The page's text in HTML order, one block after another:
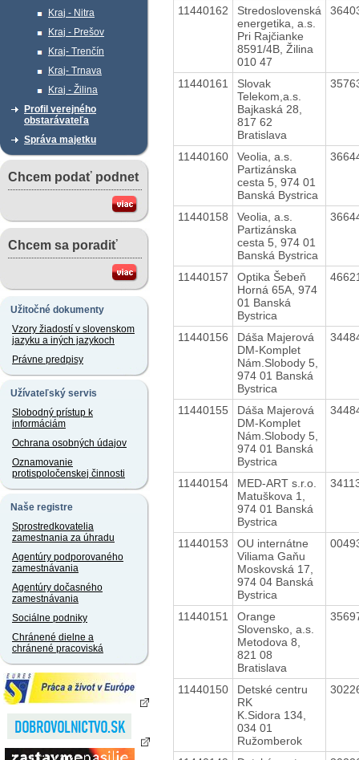
Kraj - Nitra
Kraj - Prešov
Kraj- Trenčín
Kraj- Trnava
Kraj - Žilina
Profil verejného
obstarávateľa
Správa majetku
Chcem podať podnet
Chcem sa poradiť
Užitočné dokumenty
Vzory žiadostí v slovenskom
jazyku a iných jazykoch
Právne predpisy
Užívateľský servis
Slobodný prístup k
informáciám
Ochrana osobných údajov
Oznamovanie
protispoločenskej činnosti
Naše registre
Sprostredkovatelia
zamestnania za úhradu
Agentúry podporovaného
zamestnávania
Agentúry dočasného
zamestnávania
Sociálne podniky
Chránené dielne a
chránené pracoviská
11440162
Stredoslovenská
energetika, a.s.
Pri Rajčianke
8591/4B, Žilina
010 47
11440161
Slovak
Telekom,a.s.
Bajkaská 28,
817 62
Bratislava
11440160
Veolia, a.s.
Partizánska
cesta 5, 974 01
Banská Bystrica
11440158
Veolia, a.s.
Partizánska
cesta 5, 974 01
Banská Bystrica
11440157
Optika Šebeň
Horná 65A, 974
01 Banská
Bystrica
11440156
Dáša Majerová
DM-Komplet
Nám.Slobody 5,
974 01 Banská
Bystrica
11440155
Dáša Majerová
DM-Komplet
Nám.Slobody 5,
974 01 Banská
Bystrica
11440154
MED-ART s.r.o.
Matuškova 1,
974 01 Banská
Bystrica
11440153
OU internátne
Viliama Gaňu
Moskovská 17,
974 04 Banská
Bystrica
11440151
Orange
Slovensko, a.s.
Metodova 8,
821 08
Bratislava
11440150
Detské centru
RK
K.Sidora 134,
034 01
Ružomberok